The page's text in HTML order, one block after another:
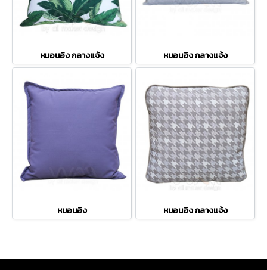
หมอนอิง กลางแจ้ง หมอนอิง กลางแจ้ง
หมอนอิง หมอนอิง กลางแจ้ง